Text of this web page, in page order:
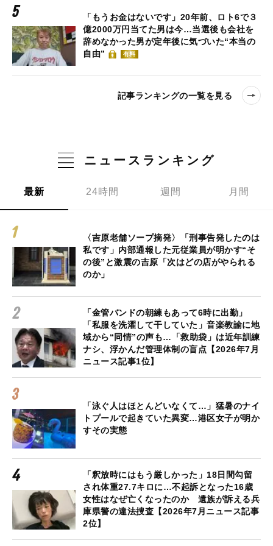
「もうお金はないです」20年前、ロト6で３
億2000万円当てた男は今…当選後も会社を
辞めなかった男が定年後に気づいた“本当の
自由”
有料
記事ランキングの一覧を見る
ニュースランキング
最新 24時間 週間 月間
〈吉原老舗ソープ摘発〉「刑事告発したのは
私です」内部通報した元従業員が明かす“そ
の後”と激震の吉原「次はどの店がやられる
のか」
「金管バンドの朝練もあって6時に出勤」
「私服を洗濯して干していた」音楽教諭に地
域から“同情”の声も…「救助袋」は近年訓練
ナシ、浮かんだ管理体制の盲点【2026年7月
ニュース記事1位】
「泳ぐ人はほとんどいなくて…」猛暑のナイ
トプールで起きていた異変…港区女子が明か
すその実態
「釈放時にはもう厳しかった」18日間勾留
され体重27.7キロに…不起訴となった16歳
女性はなぜ亡くなったのか 遺族が訴える兵
庫県警の違法捜査【2026年7月ニュース記事
2位】